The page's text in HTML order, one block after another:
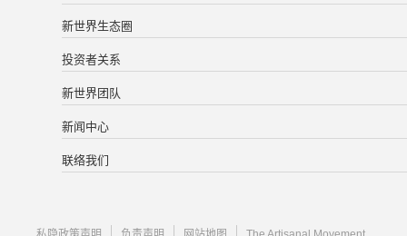
新世界生态圈
投资者关系
新世界团队
新闻中心
联络我们